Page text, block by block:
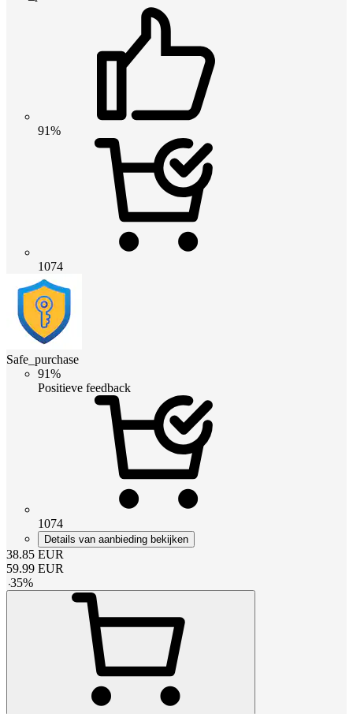
91%
1074
Safe_purchase
91%
Positieve feedback
1074
Details van aanbieding bekijken
38.85 EUR
59.99 EUR
-35%